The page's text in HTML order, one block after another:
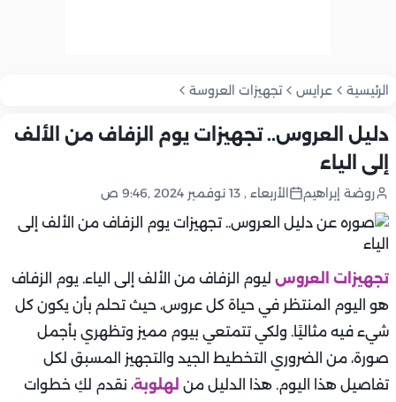
الرئيسية عرايس تجهيزات العروسة
دليل العروس.. تجهيزات يوم الزفاف من الألف
إلى الياء
روضة إبراهيم الأربعاء , 13 نوفمبر 2024 ,9:46 ص
تجهيزات العروس ليوم الزفاف من الألف إلى الياء. يوم الزفاف
هو اليوم المنتظر في حياة كل عروس، حيث تحلم بأن يكون كل
شيء فيه مثاليًا. ولكي تتمتعي بيوم مميز وتظهري بأجمل
صورة، من الضروري التخطيط الجيد والتجهيز المسبق لكل
تفاصيل هذا اليوم. هذا الدليل من لهلوبة، نقدم لكِ خطوات